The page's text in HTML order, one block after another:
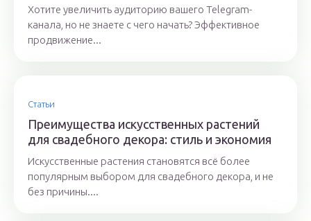
Хотите увеличить аудиторию вашего Telegram-
канала, но не знаете с чего начать? Эффективное
продвижение...
Статьи
Преимущества искусственных растений
для свадебного декора: стиль и экономия
Искусственные растения становятся всё более
популярным выбором для свадебного декора, и не
без причины....